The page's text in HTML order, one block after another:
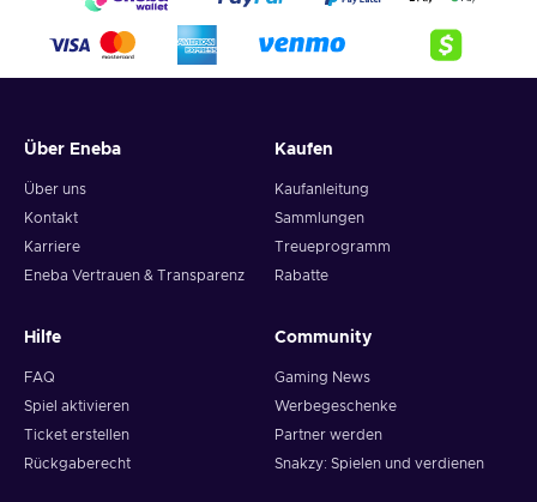
Über Eneba
Über uns
Kontakt
Karriere
Eneba Vertrauen & Transparenz
Kaufen
Kaufanleitung
Sammlungen
Treueprogramm
Rabatte
Hilfe
FAQ
Spiel aktivieren
Ticket erstellen
Rückgaberecht
Community
Gaming News
Werbegeschenke
Partner werden
Snakzy: Spielen und verdienen